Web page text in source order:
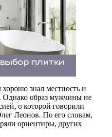
хорошо знал местность и
Однако образ мужчины не
о которой говорили
Леонов. По его словам,
ориентиры, других